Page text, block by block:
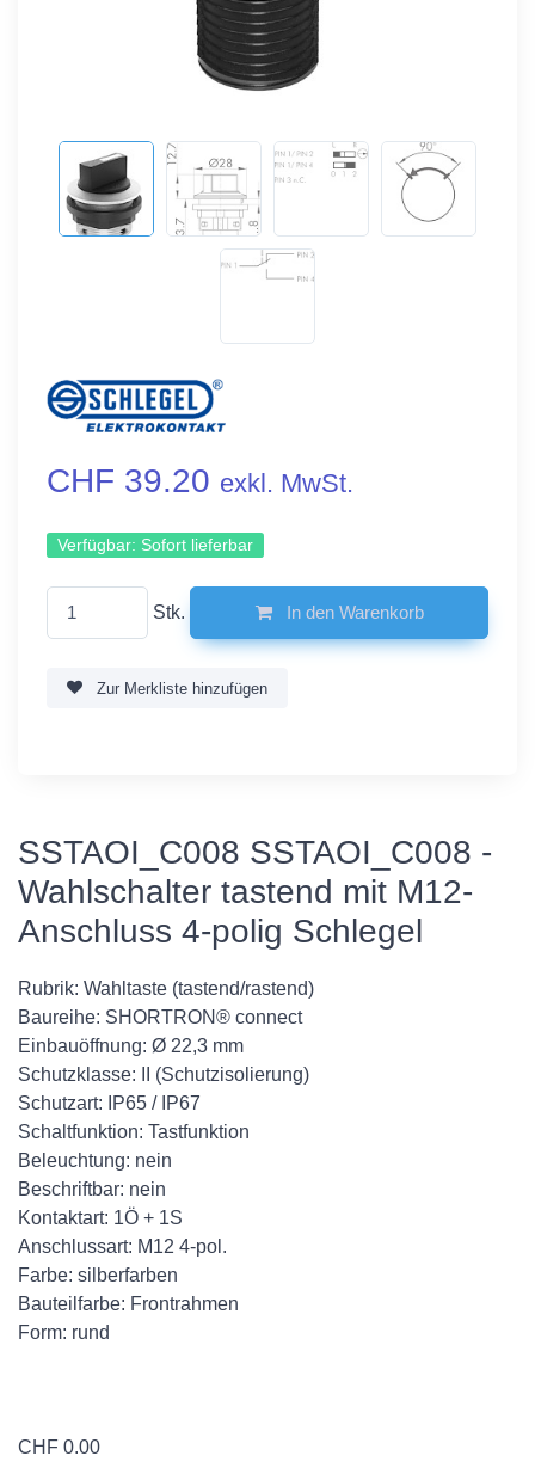
CHF 39.20 exkl. MwSt.
Verfügbar: Sofort lieferbar
Stk. In den Warenkorb
Zur Merkliste hinzufügen
SSTAOI_C008 SSTAOI_C008 -
Wahlschalter tastend mit M12-
Anschluss 4-polig Schlegel
Rubrik: Wahltaste (tastend/rastend)
Baureihe: SHORTRON® connect
Einbauöffnung: Ø 22,3 mm
Schutzklasse: II (Schutzisolierung)
Schutzart: IP65 / IP67
Schaltfunktion: Tastfunktion
Beleuchtung: nein
Beschriftbar: nein
Kontaktart: 1Ö + 1S
Anschlussart: M12 4-pol.
Farbe: silberfarben
Bauteilfarbe: Frontrahmen
Form: rund
CHF 0.00